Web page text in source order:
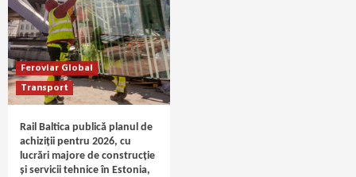
Feroviar Global
Transport
Rail Baltica publică planul de
achiziții pentru 2026, cu
lucrări majore de construcție
și servicii tehnice în Estonia,